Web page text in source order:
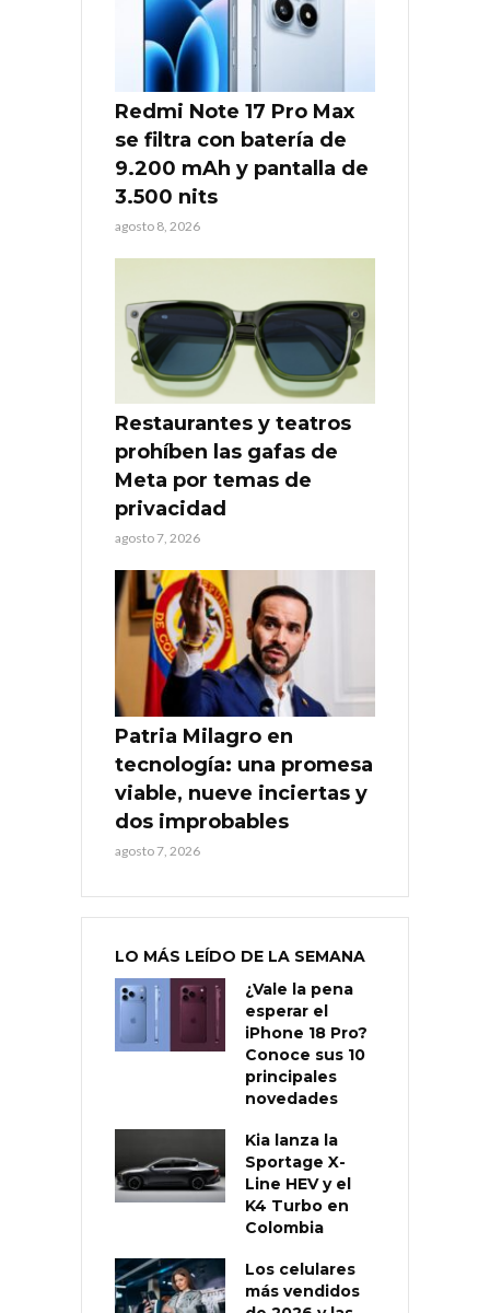
Redmi Note 17 Pro Max
se filtra con batería de
9.200 mAh y pantalla de
3.500 nits
agosto 8, 2026
Restaurantes y teatros
prohíben las gafas de
Meta por temas de
privacidad
agosto 7, 2026
Patria Milagro en
tecnología: una promesa
viable, nueve inciertas y
dos improbables
agosto 7, 2026
LO MÁS LEÍDO DE LA SEMANA
¿Vale la pena
esperar el
iPhone 18 Pro?
Conoce sus 10
principales
novedades
Kia lanza la
Sportage X-
Line HEV y el
K4 Turbo en
Colombia
Los celulares
más vendidos